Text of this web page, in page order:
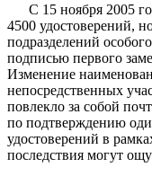
С 15 ноября 2005
4500 удостоверений,
подразделений
подписью первого
Изменение
непосредственных
повлекло за собой
по подтверждению
удостоверений в
последствия могут